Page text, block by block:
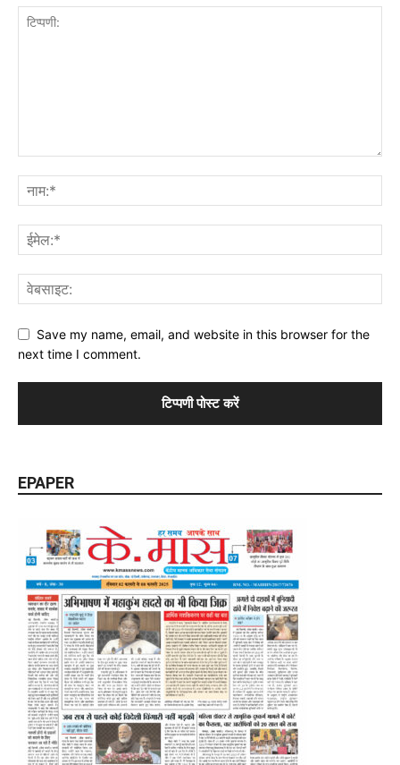
Save my name, email, and website in this browser for the
next time I comment.
EPAPER